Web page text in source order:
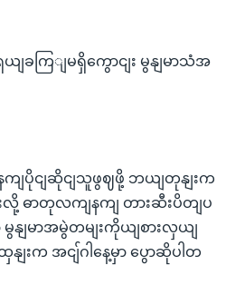
ျခကြျမရှိကွောငျး မွနျမာသံအ
ကျပိုငျဆိုငျသူဖွဈဖို့ ဘယျတုနျးက
လို့ ဓာတုလကျနကျ တားဆီးပိတျပ
မွနျမာအမွဲတမျးကိုယျစားလှယျ
ျးက အငျ်ဂါနေ့မှာ ပွောဆိုပါတ